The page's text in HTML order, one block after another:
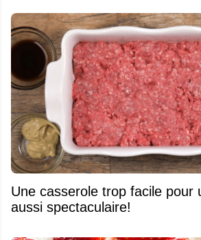
Une casserole trop facile pour
aussi spectaculaire!